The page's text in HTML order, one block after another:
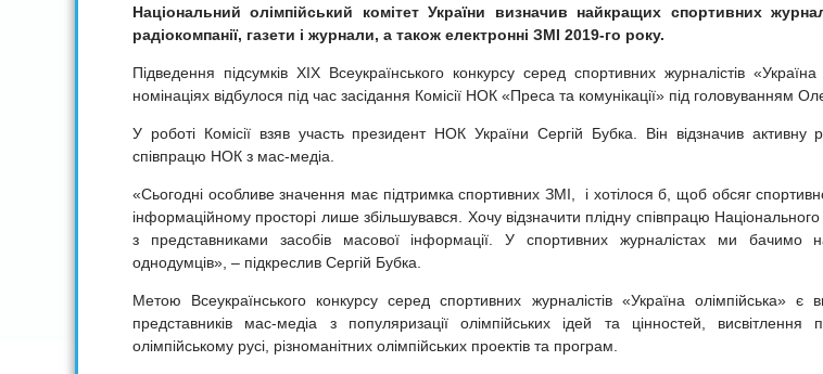
Національний олімпійський комітет України визначив найкращих спортивних
радіокомпанії, газети і журнали, а також електронні ЗМІ 2019-го року.
Підведення підсумків ХІХ Всеукраїнського конкурсу серед спортивних журналістів «Україна
номінаціях відбулося під час засідання Комісії НОК «Преса та комунікації» під головуванням
У роботі Комісії взяв участь президент НОК України Сергій Бубка. Він відзначив активну
співпрацю НОК з мас-медіа.
«Сьогодні особливе значення має підтримка спортивних ЗМІ, і хотілося б, щоб обсяг
інформаційному просторі лише збільшувався. Хочу відзначити плідну співпрацю Національного
з представниками засобів масової інформації. У спортивних журналістах ми бачимо
однодумців», – підкреслив Сергій Бубка.
Метою Всеукраїнського конкурсу серед спортивних журналістів «Україна олімпійська» є
представників мас-медіа з популяризації олімпійських ідей та цінностей,
олімпійському русі, різноманітних олімпійських проектів та програм.